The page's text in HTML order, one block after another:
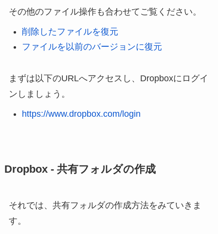
その他のファイル操作も合わせてご覧ください。
削除したファイルを復元
ファイルを以前のバージョンに復元
まずは以下のURLへアクセスし、Dropboxにログイ
ンしましょう。
https://www.dropbox.com/login
Dropbox - 共有フォルダの作成
それでは、共有フォルダの作成方法をみていきま
す。